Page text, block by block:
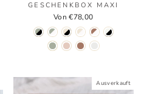
GESCHENKBOX MAXI
Von €78,00
Ausverkauft